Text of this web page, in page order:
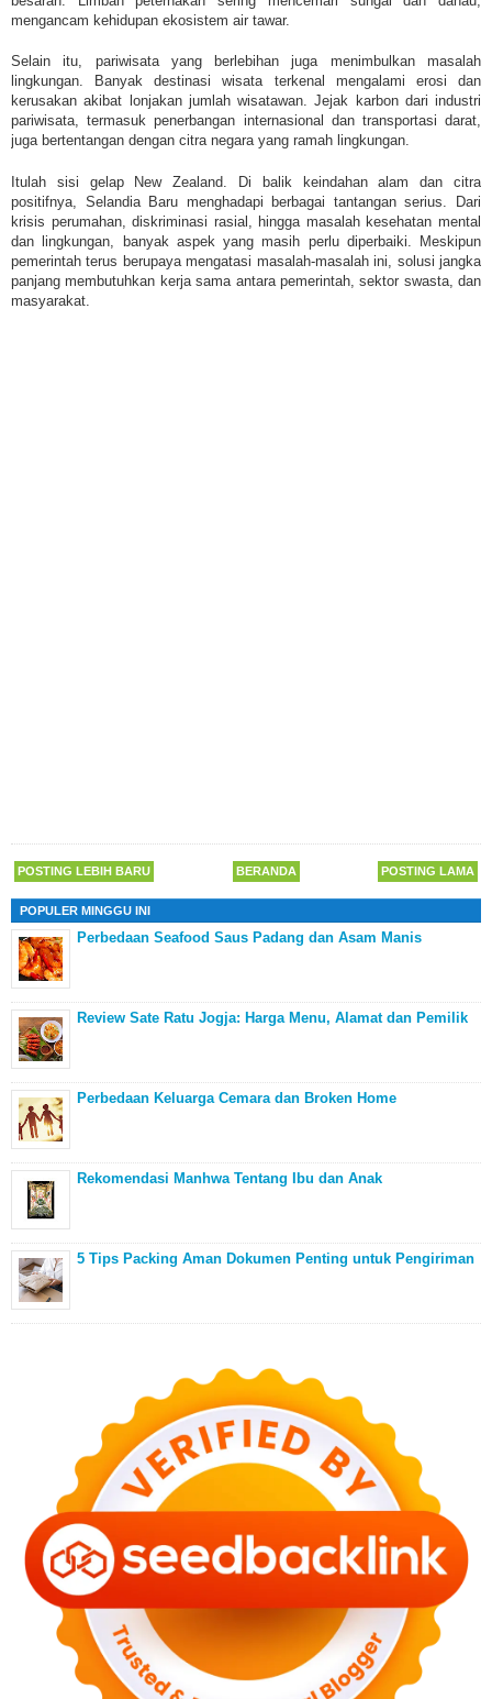
mengancam kehidupan ekosistem air tawar.
Selain itu, pariwisata yang berlebihan juga menimbulkan masalah
lingkungan. Banyak destinasi wisata terkenal mengalami erosi dan
kerusakan akibat lonjakan jumlah wisatawan. Jejak karbon dari industri
pariwisata, termasuk penerbangan internasional dan transportasi darat,
juga bertentangan dengan citra negara yang ramah lingkungan.
Itulah sisi gelap New Zealand.
Di balik keindahan alam dan citra
positifnya, Selandia Baru menghadapi berbagai tantangan serius. Dari
krisis perumahan, diskriminasi rasial, hingga masalah kesehatan mental
dan lingkungan, banyak aspek yang masih perlu diperbaiki. Meskipun
pemerintah terus berupaya mengatasi masalah-masalah ini, solusi jangka
panjang membutuhkan kerja sama antara pemerintah, sektor swasta, dan
masyarakat.
POSTING LEBIH BARU POSTING LAMA
BERANDA
POPULER MINGGU INI
Perbedaan Seafood Saus Padang dan Asam Manis
Review Sate Ratu Jogja: Harga Menu, Alamat dan Pemilik
Perbedaan Keluarga Cemara dan Broken Home
Rekomendasi Manhwa Tentang Ibu dan Anak
5 Tips Packing Aman Dokumen Penting untuk Pengiriman